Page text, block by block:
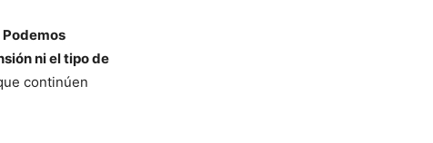
Podemos
ni el tipo de
continúen